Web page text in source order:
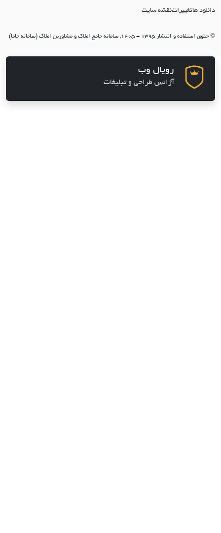
هاتغییراتنقشه سایت
1395 - 1405, سامانه جامع املاک و مشاورین املاک (سامانه جاما)
رویال وب
آژانس طراحی و تبلیغات